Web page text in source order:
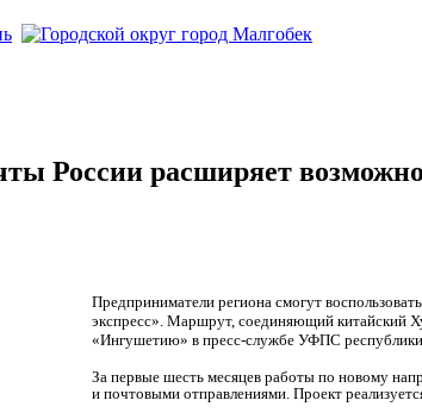
России расширяет
Предприниматели региона смогут
экспресс». Маршрут, соединяющий китайский
«Ингушетию» в пресс-службе УФПС
За первые шесть месяцев работы по новому
и почтовыми отправлениями. Проект